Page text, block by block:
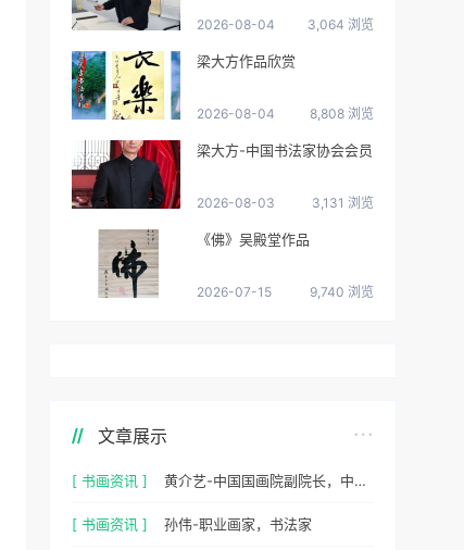
2026-08-04 3,064 浏览
梁大方作品欣赏
2026-08-04 8,808 浏览
梁大方-中国书法家协会会员
2026-08-03 3,131 浏览
《佛》吴殿堂作品
2026-07-15 9,740 浏览
文章展示
[ 书画资讯 ] 黄介艺-中国国画院副院长，中国民间书画家协会副主席
[ 书画资讯 ] 孙伟-职业画家，书法家